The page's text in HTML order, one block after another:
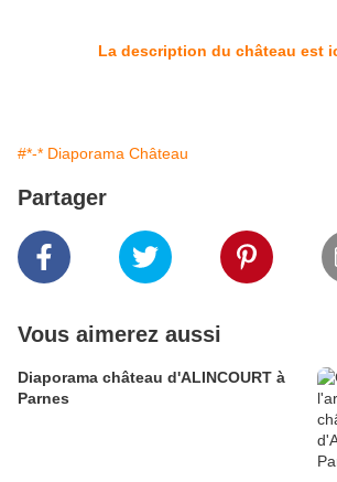
La description du château est
#*-* Diaporama Château
Partager
Vous aimerez aussi
Diaporama château d'ALINCOURT à
Parnes